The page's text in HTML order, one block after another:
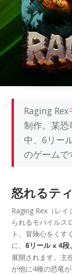
Raging Rex
制作。某恐
中、6リー
のゲームで
怒れるテ
Raging Rex（レ
られるモバイルス
ト、冒険心をく
に、 6リール x 4段
展開されます。主
が他に4種の恐竜